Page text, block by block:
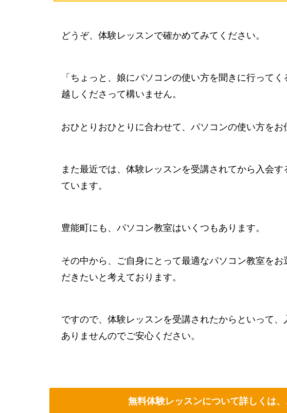
どうぞ、体験レッスンで確かめてみてください。
「ちょっと、娘にパソコンの使い方を聞きに行って
越しくださって構いません。
おひとりおひとりに合わせて、パソコンの使い方をお
また最近では、体験レッスンを受講されてから入会
ています。
豊能町にも、パソコン教室はいくつもあります。
その中から、ご自身にとって最適なパソコン教室を
だきたいと考えております。
ですので、体験レッスンを受講されたからといって
ありませんのでご安心ください。
無料体験レッスンについて詳しくは